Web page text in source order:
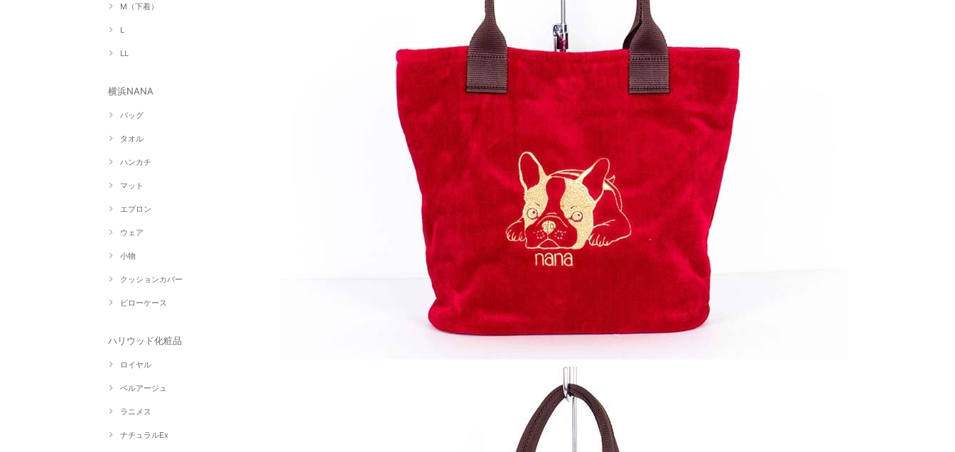
M（下着）
L
LL
横浜NANA
バッグ
タオル
ハンカチ
マット
エプロン
ウェア
小物
クッションカバー
ピローケース
ハリウッド化粧品
ロイヤル
ベルアージュ
ラニメス
ナチュラルEx